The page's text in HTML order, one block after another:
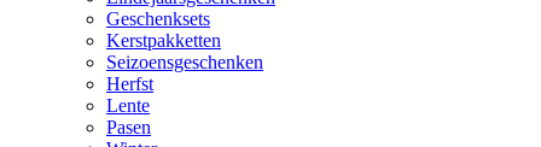
Geschenksets
Kerstpakketten
Seizoensgeschenken
Herfst
Lente
Pasen